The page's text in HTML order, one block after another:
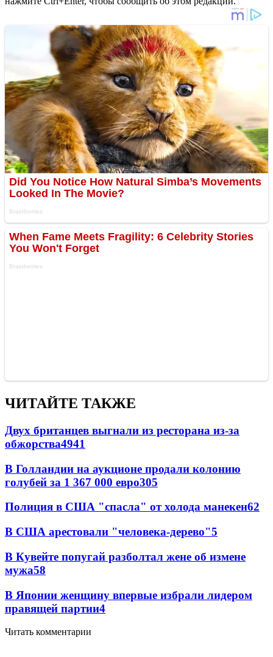
ЧИТАЙТЕ ТАКЖЕ
Двух британцев выгнали из ресторана из-за
обжорства4941
В Голландии на аукционе продали колонию
голубей за 1 367 000 евро305
Полиция в США "спасла" от холода манекен62
В США арестовали "человека-дерево"5
В Кувейте попугай разболтал жене об измене
мужа58
В Японии женщину впервые избрали лидером
правящей партии4
Читать комментарии